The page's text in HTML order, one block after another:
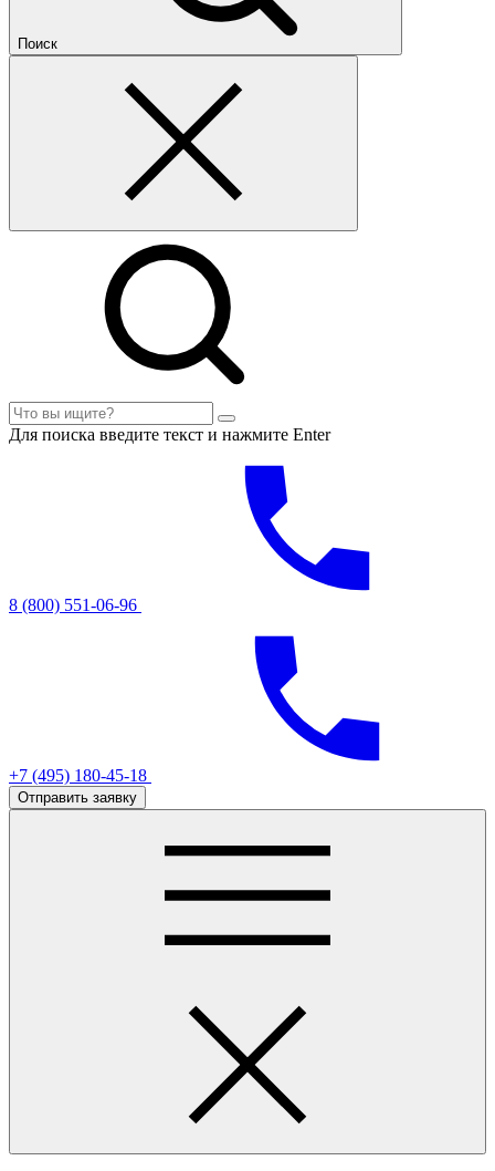
Поиск
Для поиска введите текст и нажмите Enter
8 (800) 551-06-96
+7 (495) 180-45-18
Отправить заявку